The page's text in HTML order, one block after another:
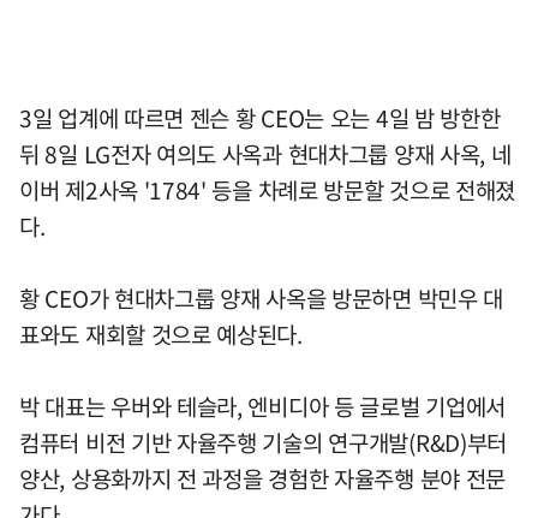
3일 업계에 따르면 젠슨 황 CEO는 오는 4일 밤 방한한
뒤 8일 LG전자 여의도 사옥과 현대차그룹 양재 사옥, 네
이버 제2사옥 '1784' 등을 차례로 방문할 것으로 전해졌
다.
황 CEO가 현대차그룹 양재 사옥을 방문하면 박민우 대
표와도 재회할 것으로 예상된다.
박 대표는 우버와 테슬라, 엔비디아 등 글로벌 기업에서
컴퓨터 비전 기반 자율주행 기술의 연구개발(R&D)부터
양산, 상용화까지 전 과정을 경험한 자율주행 분야 전문